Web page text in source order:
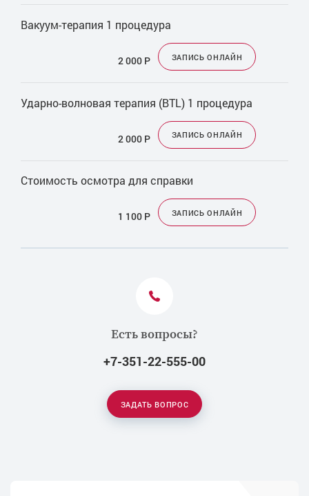
Есть вопросы?
+7-351-22-555-00
ЗАДАТЬ ВОПРОС
Вакуум-терапия 1 процедура
2 000 Р ЗАПИСЬ ОНЛАЙН
Ударно-волновая терапия (BTL) 1 процедура
2 000 Р ЗАПИСЬ ОНЛАЙН
Стоимость осмотра для справки
1 100 Р ЗАПИСЬ ОНЛАЙН